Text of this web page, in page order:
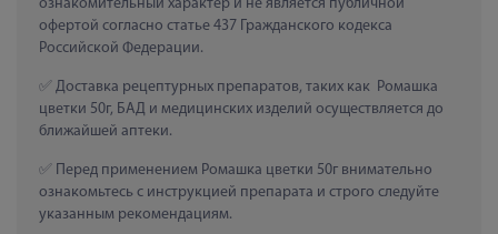
ознакомительный характер и не является публичной
офертой согласно статье 437 Гражданского кодекса
Российской Федерации.
Доставка рецептурных препаратов, таких как  Ромашка
цветки 50г, БАД и медицинских изделий осуществляется до
ближайшей аптеки.
Перед применением Ромашка цветки 50г внимательно
ознакомьтесь с инструкцией препарата и строго следуйте
указанным рекомендациям.